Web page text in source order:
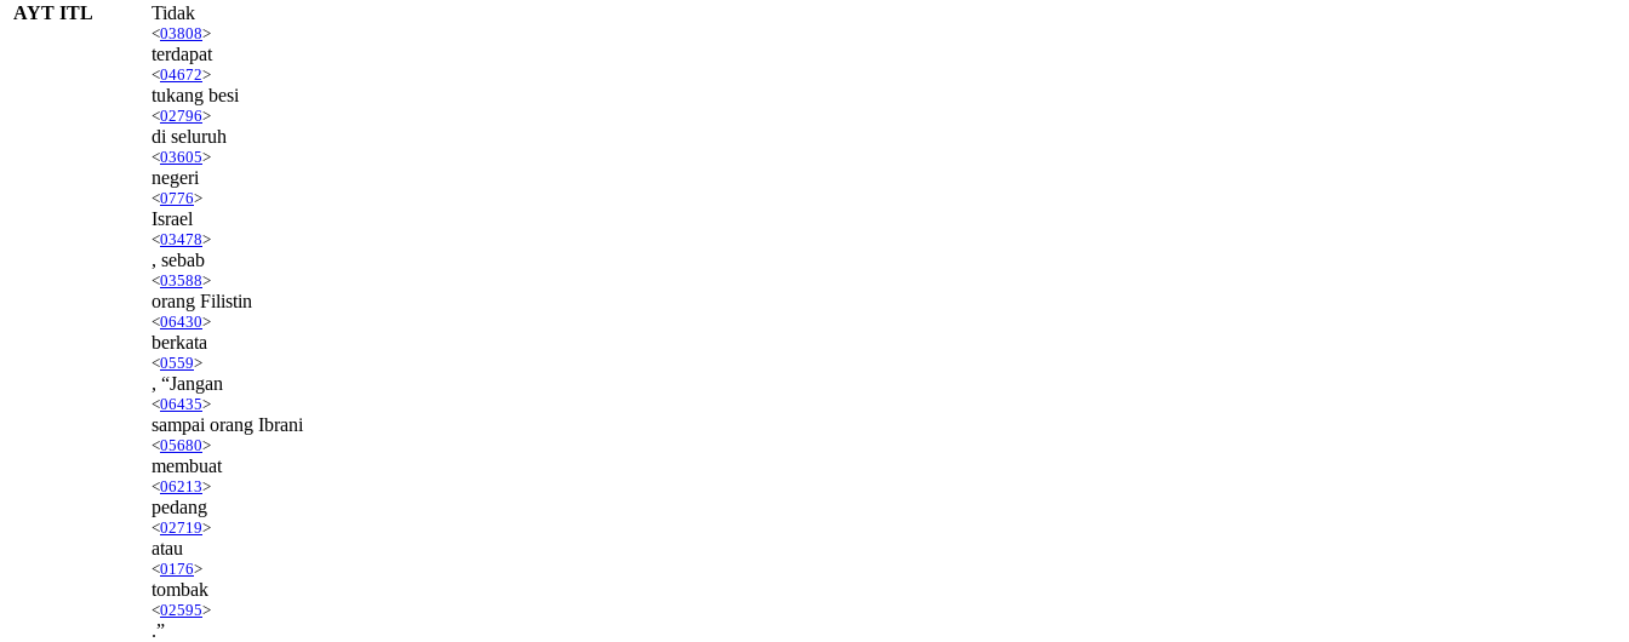
AYT ITL
Tidak
<03808>
terdapat
<04672>
tukang besi
<02796>
di seluruh
<03605>
negeri
<0776>
Israel
<03478>
, sebab
<03588>
orang Filistin
<06430>
berkata
<0559>
, “Jangan
<06435>
sampai orang Ibrani
<05680>
membuat
<06213>
pedang
<02719>
atau
<0176>
tombak
<02595>
.”